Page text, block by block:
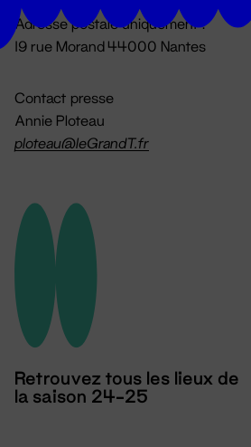
Adresse postale uniquement :
19 rue Morand 44000 Nantes
Contact presse
Annie Ploteau
ploteau@leGrandT.fr
Retrouvez tous les lieux de
la saison 24-25